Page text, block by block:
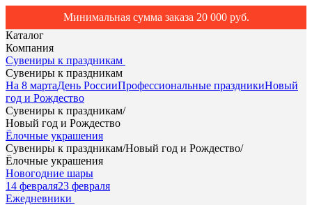
Минимальная сумма заказа 20 000 руб.
Каталог
Компания
Сувениры к праздникам
Сувениры к праздникам
На 8 мартаДень РоссииПрофессиональные праздникиНовый
год и Рождество
Сувениры к праздникам/
Новый год и Рождество
Ёлочные украшения
Сувениры к праздникам/Новый год и Рождество/
Ёлочные украшения
Новогодние шары
14 февраля23 февраля
Ежедневники